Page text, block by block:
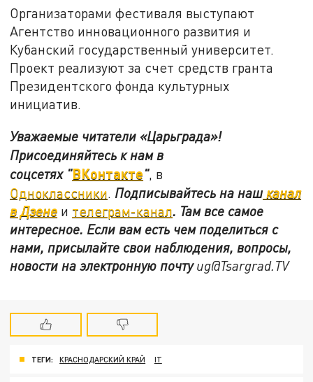
Организаторами фестиваля выступают
Агентство инновационного развития и
Кубанский государственный университет.
Проект реализуют за счет средств гранта
Президентского фонда культурных
инициатив.
Уважаемые читатели «Царьграда»!
Присоединяйтесь к нам в
соцсетях "ВКонтакте", в
Одноклассники Подписывайтесь на нашканал
в Дзене и телеграм-канал. Там все самое
интересное. Если вам есть чем поделиться с
нами, присылайте свои наблюдения, вопросы,
новости на электронную почтуug@Tsargrad.TV
ТЕГИ: КРАСНОДАРСКИЙ КРАЙ IT